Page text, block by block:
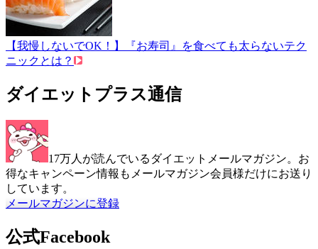
【我慢しないでOK！】『お寿司』を食べても太らないテク
ニックとは？
ダイエットプラス通信
17万人が読んでいるダイエットメールマガジン。お
得なキャンペーン情報もメールマガジン会員様だけにお送り
しています。
メールマガジンに登録
公式Facebook